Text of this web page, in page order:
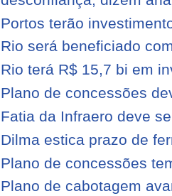
Portos terão
Rio será beneficiado
Rio terá R$ 15,7 bi em
Plano de concessões
Fatia da Infraero deve
Dilma estica prazo de
Plano de concessões
Plano de cabotagem